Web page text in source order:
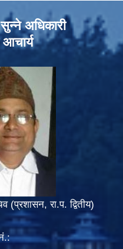
अधिकारी
(प्रशासन, रा.प. द्वितीय)